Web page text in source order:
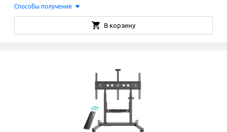
Способы получения
В корзину